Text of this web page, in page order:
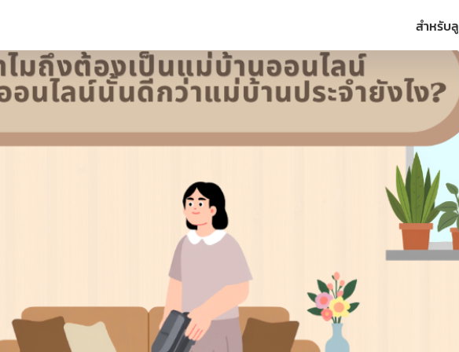
สำหรับ